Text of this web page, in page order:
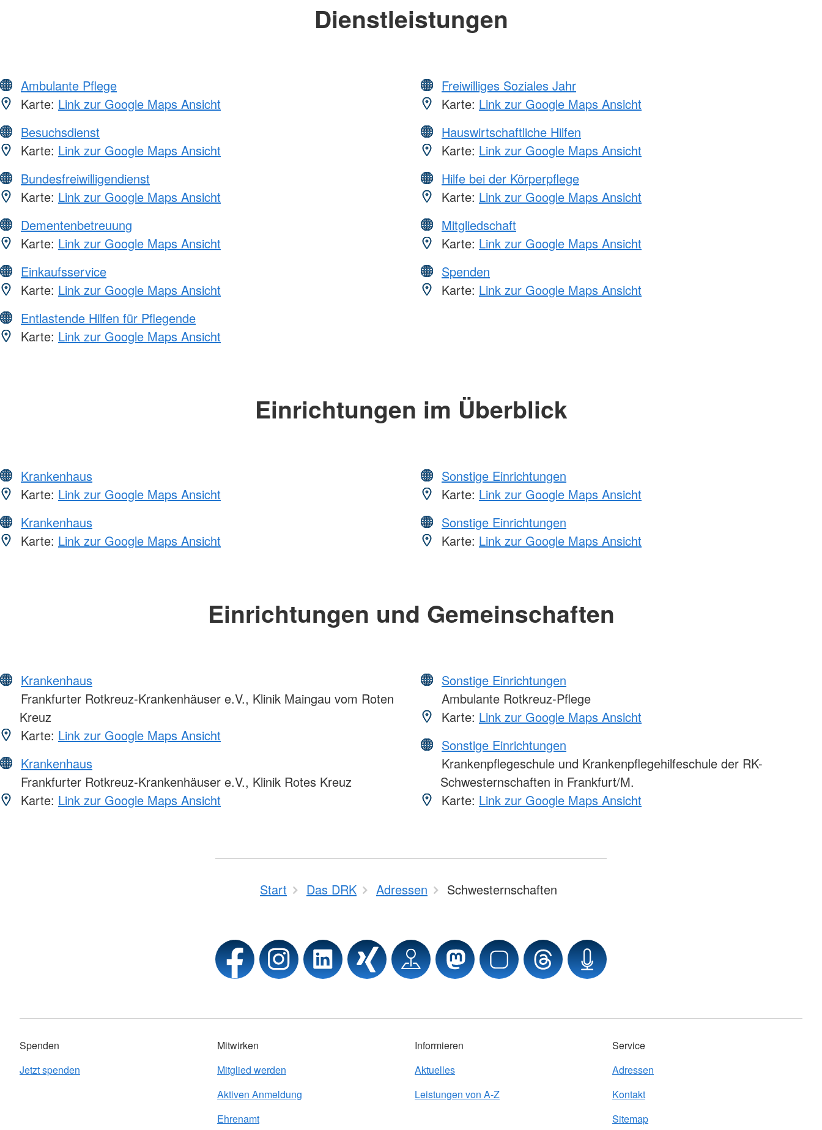
Dienstleistungen
Ambulante Pflege
Karte: Link zur Google Maps Ansicht
Besuchsdienst
Karte: Link zur Google Maps Ansicht
Bundesfreiwilligendienst
Karte: Link zur Google Maps Ansicht
Dementenbetreuung
Karte: Link zur Google Maps Ansicht
Einkaufsservice
Karte: Link zur Google Maps Ansicht
Entlastende Hilfen für Pflegende
Karte: Link zur Google Maps Ansicht
Freiwilliges Soziales Jahr
Karte: Link zur Google Maps Ansicht
Hauswirtschaftliche Hilfen
Karte: Link zur Google Maps Ansicht
Hilfe bei der Körperpflege
Karte: Link zur Google Maps Ansicht
Mitgliedschaft
Karte: Link zur Google Maps Ansicht
Spenden
Karte: Link zur Google Maps Ansicht
Einrichtungen im Überblick
Krankenhaus
Karte: Link zur Google Maps Ansicht
Krankenhaus
Karte: Link zur Google Maps Ansicht
Sonstige Einrichtungen
Karte: Link zur Google Maps Ansicht
Sonstige Einrichtungen
Karte: Link zur Google Maps Ansicht
Einrichtungen und Gemeinschaften
Krankenhaus
Frankfurter Rotkreuz-Krankenhäuser e.V., Klinik Maingau vom Roten
Kreuz
Karte: Link zur Google Maps Ansicht
Krankenhaus
Frankfurter Rotkreuz-Krankenhäuser e.V., Klinik Rotes Kreuz
Karte: Link zur Google Maps Ansicht
Sonstige Einrichtungen
Ambulante Rotkreuz-Pflege
Karte: Link zur Google Maps Ansicht
Sonstige Einrichtungen
Krankenpflegeschule und Krankenpflegehilfeschule der RK-
Schwesternschaften in Frankfurt/M.
Karte: Link zur Google Maps Ansicht
Start Das DRK Adressen Schwesternschaften
Spenden
Jetzt spenden
Mitwirken
Mitglied werden
Aktiven Anmeldung
Ehrenamt
Informieren
Aktuelles
Leistungen von A-Z
Service
Adressen
Kontakt
Sitemap